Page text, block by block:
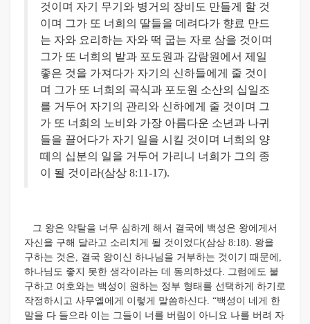
것이며 자기 무기와 병거의 장비도 만들게 할 것
이며 그가 또 너희의 딸들을 데려다가 향료 만드
는 자와 요리하는 자와 떡 굽는 자로 삼을 것이며
그가 또 너희의 밭과 포도원과 감람원에서 제일
좋은 것을 가져다가 자기의 신하들에게 줄 것이
며 그가 또 너희의 곡식과 포도원 소산의 십일조
를 거두어 자기의 관리와 신하에게 줄 것이며 그
가 또 너희의 노비와 가장 아름다운 소년과 나귀
들을 끌어다가 자기 일을 시킬 것이며 너희의 양
떼의 십분의 일을 거두어 가리니 너희가 그의 종
이 될 것이라(삼상 8:11-17).
그 왕은 약탈을 너무 심하게 해서 결국에 백성은 왕에게서
자신을 구해 달라고 소리치게 될 것이었다(삼상 8:18). 왕을
구하는 것은, 결국 왕이신 하나님을 거부하는 것이기 때문에,
하나님도 좋지 못한 생각이라는 데 동의하셨다. 그럼에도 불
구하고 여호와는 백성이 원하는 정부 형태를 선택하게 하기로
작정하시고 사무엘에게 이렇게 말씀하신다. “백성이 네게 한
말을 다 들으라 이는 그들이 너를 버림이 아니요 나를 버려 자